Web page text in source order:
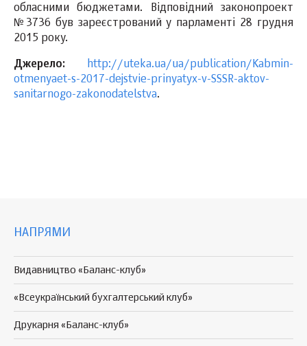
обласними бюджетами. Відповідний законопроект
№3736 був зареєстрований у парламенті 28 грудня
2015 року.
Джерело:
http://uteka.ua/ua/publication/Kabmin-
otmenyaet-s-2017-dejstvie-prinyatyx-v-SSSR-aktov-
sanitarnogo-zakonodatelstva.
НАПРЯМИ
Видавництво «Баланс-клуб»
«Всеукраїнський бухгалтерський клуб»
Друкарня «Баланс-клуб»